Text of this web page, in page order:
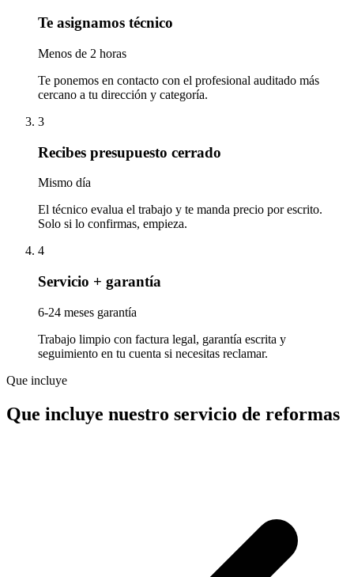
Te asignamos técnico
Menos de 2 horas
Te ponemos en contacto con el profesional auditado más
cercano a tu dirección y categoría.
3
Recibes presupuesto cerrado
Mismo día
El técnico evalua el trabajo y te manda precio por escrito.
Solo si lo confirmas, empieza.
4
Servicio + garantía
6-24 meses garantía
Trabajo limpio con factura legal, garantía escrita y
seguimiento en tu cuenta si necesitas reclamar.
Que incluye
Que incluye nuestro servicio de reformas